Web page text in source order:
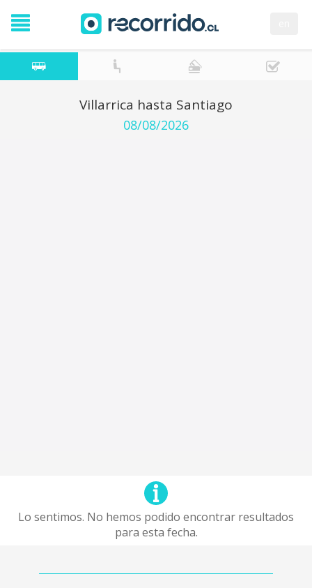
Villarrica hasta Santiago
08/08/2026
Lo sentimos. No hemos podido encontrar resultados
para esta fecha.